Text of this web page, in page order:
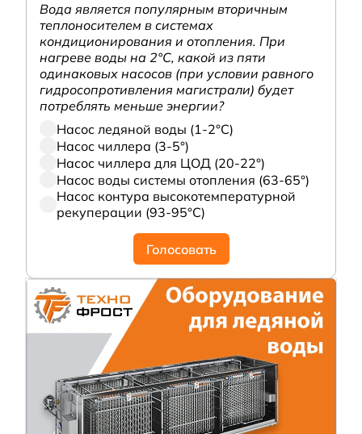
Вода является популярным вторичным
теплоносителем в системах
кондиционирования и отопления. При
нагреве воды на 2°С, какой из пяти
одинаковых насосов (при условии равного
гидросопротивления магистрали) будет
потреблять меньше энергии?
Насос ледяной воды (1-2°С)
Насос чиллера (3-5°)
Насос чиллера для ЦОД (20-22°)
Насос воды системы отопления (63-65°)
Насос контура высокотемпературной
рекуперации (93-95°С)
Голосовать